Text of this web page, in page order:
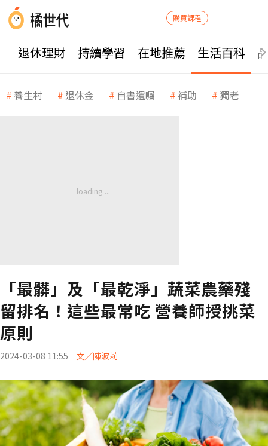
購買課程
退休理財 持續學習 在地推薦 生活百科
養生村 退休金 自書遺囑 補助 獨老
「最髒」及「最乾淨」蔬菜農藥殘
留排名！這些最常吃 營養師授挑菜
原則
2024-03-08 11:55 文／陳波莉